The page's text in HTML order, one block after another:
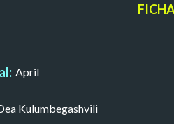
April
Kulumbegashvili